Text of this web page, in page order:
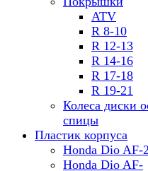
ATV
R 8-10
R 12-13
R 14-16
R 17-18
R 19-21
Колеса диски
спицы
Пластик корпуса
Honda Dio AF-
Honda Dio AF-